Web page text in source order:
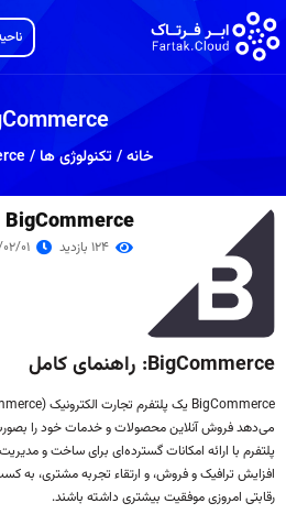
خانه/ تکنولوژی ها /
BigCommerce
124 بازدید 01
BigCommerce: راهنمای کامل
می‌دهد فروش آنلاین محصولات و خدمات خود را
پلتفرم با ارائه امکانات گسترده‌ای برای ساخت و
افزایش ترافیک و فروش، و ارتقاء تجربه مشتری، به
رقابتی امروزی موفقیت بیشتری داشته باشند.